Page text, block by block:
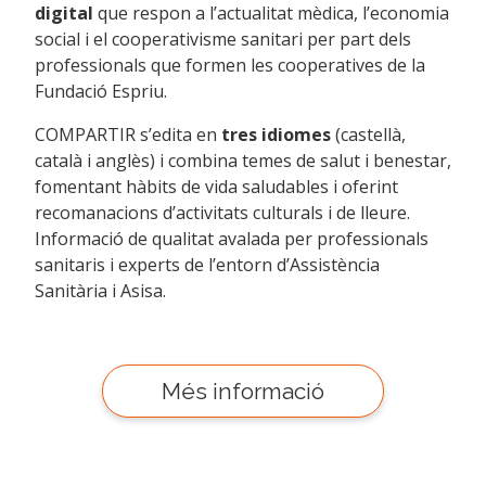
digital que respon a l’actualitat mèdica, l’economia
social i el cooperativisme sanitari per part dels
professionals que formen les cooperatives de la
Fundació Espriu.
COMPARTIR s’edita en tres idiomes(castellà,
català i anglès) i combina temes de salut i benestar,
fomentant hàbits de vida saludables i oferint
recomanacions d’activitats culturals i de lleure.
Informació de qualitat avalada per professionals
sanitaris i experts de l’entorn d’Assistència
Sanitària i Asisa.
Més informació